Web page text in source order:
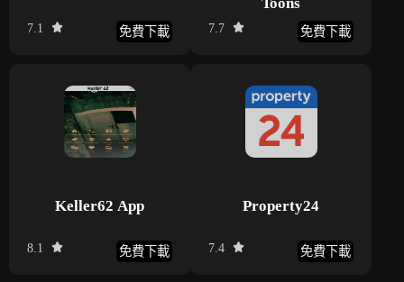
7.1 免費下載 7.7 免費下載
Keller62 App
8.1 免費下載
Property24
7.4 免費下載